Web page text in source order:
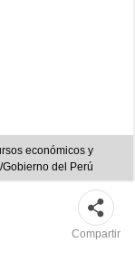
económicos y
del Perú
Compartir